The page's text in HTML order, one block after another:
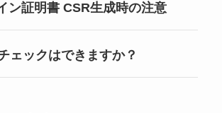
ン証明書 CSR生成時の注意
ェックはできますか？